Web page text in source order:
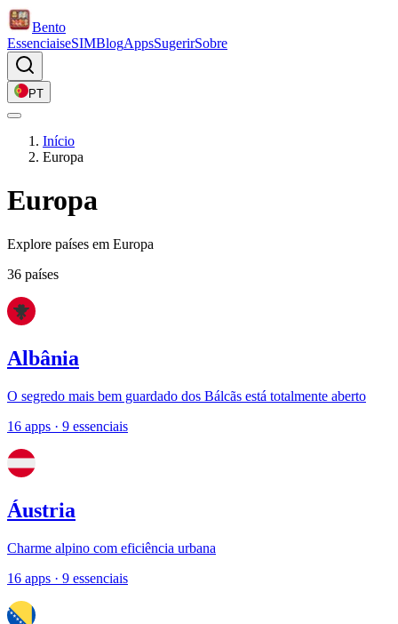
Bento
EssenciaiseSIMBlogAppsSugerirSobre
PT
Início
Europa
Europa
Explore países em Europa
36 países
Albânia
O segredo mais bem guardado dos Bálcãs está totalmente aberto
16 apps · 9 essenciais
Áustria
Charme alpino com eficiência urbana
16 apps · 9 essenciais